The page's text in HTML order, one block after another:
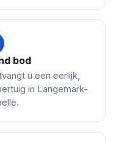
bod
u een eerlijk,
in Langemark-